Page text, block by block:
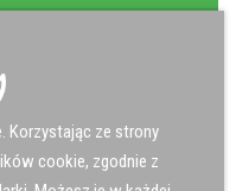
Rady Gminy
Korzystając ze strony
cookie, zgodnie z